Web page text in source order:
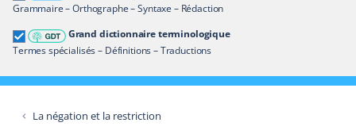
Grammaire – Orthographe – Syntaxe – Rédaction
Grand dictionnaire terminologique
Termes spécialisés – Définitions – Traductions
Restreindre aux termes
La négation et la restriction